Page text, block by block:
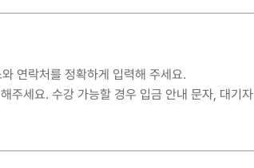
연락처를 정확하게 입력해 주세요.
주세요. 수강 가능할 경우 입금 안내 문자, 대기자